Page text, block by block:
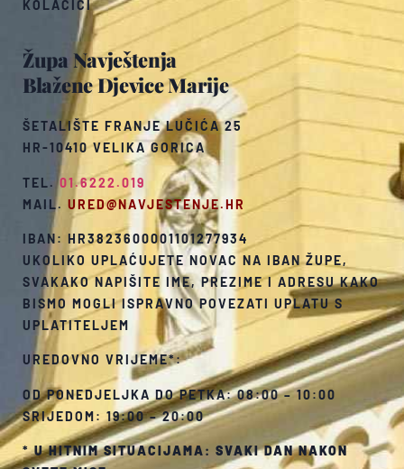
Župa Navještenja
Blažene Djevice Marije
ŠETALIŠTE FRANJE LUČIĆA 25
HR-10410 VELIKA GORICA
TEL.01.6222.019
MAIL. URED@NAVJESTENJE.HR
IBAN: HR3823600001101277934
UKOLIKO UPLAĆUJETE NOVAC NA IBAN ŽUPE,
SVAKAKO NAPIŠITE IME, PREZIME I ADRESU KAKO
BISMO MOGLI ISPRAVNO POVEZATI UPLATU S
UPLATITELJEM
UREDOVNO VRIJEME*:
OD PONEDJELJKA DO PETKA: 08:00 – 10:00
SRIJEDOM: 19:00 – 20:00
*U HITNIM SITUACIJAMA: SVAKI DAN NAKON
KOLAČIĆI